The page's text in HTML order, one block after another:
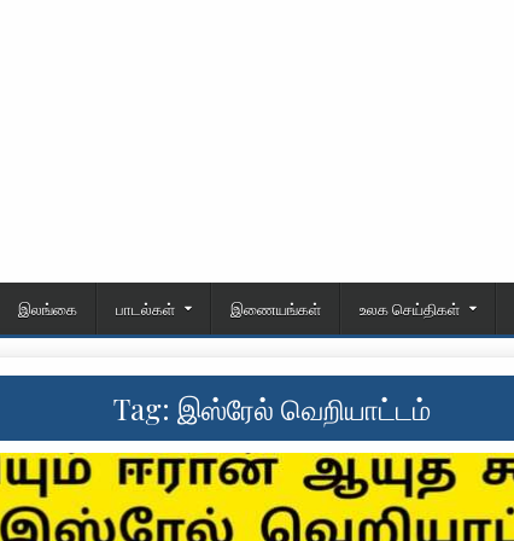
இலங்கை பாடல்கள் இணையங்கள் உலக செய்திகள்
Tag: இஸ்ரேல் வெறியாட்டம்